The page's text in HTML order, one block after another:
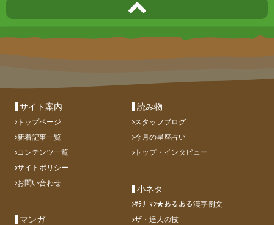
サイト案内
トップページ
新着記事一覧
コンテンツ一覧
サイトポリシー
お問い合わせ
読み物
スタッフブログ
今月の星座占い
トップ・インタビュー
小ネタ
ｻﾗﾘｰﾏﾝ★あるある漢字例文
ザ・達人の技
マンガ